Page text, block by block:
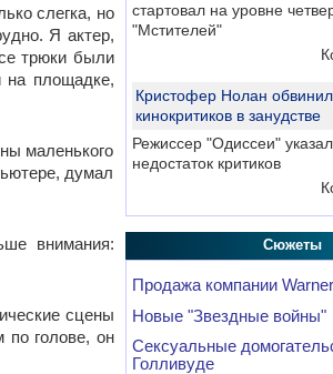
слегка, но
Я актер,
трюки были
на площадке,
маленького
думал
внимания:
сцены
по голове, он
стартовал на уровне
"Мстителей"
Кристофер Нолан
кинокритиков в занудстве
Режиссер "Одиссеи"
недостаток критиков
Сюжеты
Продажа компании
Новые "Звездные войны"
Сексуальные
Голливуде